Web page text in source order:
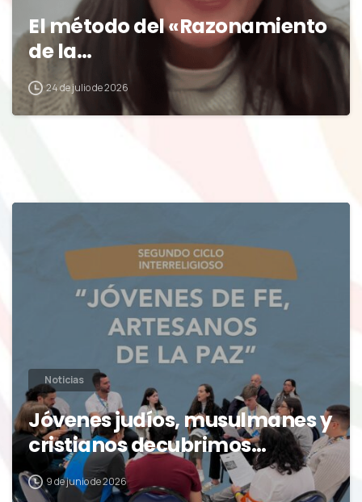
El método del «Razonamiento
de la…
24 de julio de 2026
Noticias
Jóvenes judíos, musulmanes y
cristianos decubrimos…
9 de junio de 2026